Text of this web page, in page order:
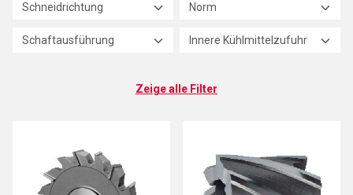
Schneidrichtung Norm
Schaftausführung Innere Kühlmittelzufuhr
Zeige alle Filter